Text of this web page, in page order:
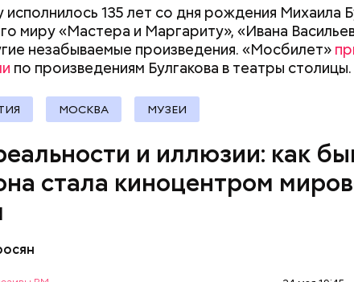
исполнилось 135 лет со дня рождения Михаила
миру «Мастера и Маргариту», «Ивана
незабываемые произведения. «Мосбилет»
по произведениям Булгакова в театры столицы.
МОСКВА МУЗЕИ
и иллюзии: как
стала киноцентром